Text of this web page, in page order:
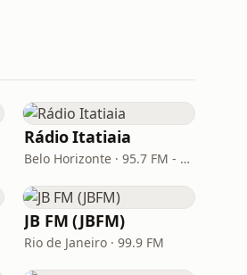
Rádio Itatiaia
Belo Horizonte · 95.7 FM - 610 AM
JB FM (JBFM)
Rio de Janeiro · 99.9 FM